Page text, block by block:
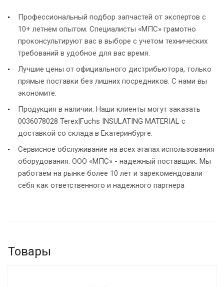
Профессиональный подбор запчастей от экспертов с
10+ летнем опытом. Специалисты «МПС» грамотно
проконсультируют вас в выборе с учетом технических
требований в удобное для вас время.
Лучшие цены от официального дистрибьютора, только
прямые поставки без лишних посредников. С нами вы
экономите.
Продукция в наличии. Наши клиенты могут заказать
0036078028 Terex|Fuchs INSULATING MATERIAL с
доставкой со склада в Екатеринбурге.
Сервисное обслуживание на всех этапах использования
оборудования. ООО «МПС» - надежный поставщик. Мы
работаем на рынке более 10 лет и зарекомендовали
себя как ответственного и надежного партнера
Товары